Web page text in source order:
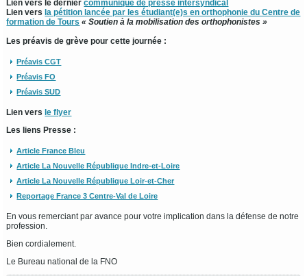
Lien vers le derniercommuniqué de presse intersyndical
Lien versla pétition lancée par les étudiant(e)s en orthophonie du Centre de
formation de Tours « Soutien à la mobilisation des orthophonistes »
Les préavis de grève pour cette journée :
Préavis CGT
Préavis FO
Préavis SUD
Lien versle flyer
Les liens Presse :
Article France Bleu
Article La Nouvelle République Indre-et-Loire
Article La Nouvelle République Loir-et-Cher
Reportage France 3 Centre-Val de Loire
En vous remerciant par avance pour votre implication dans la défense de notre
profession.
Bien cordialement.
Le Bureau national de la FNO